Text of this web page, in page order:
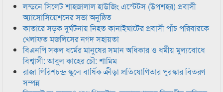
লন্ডনে সিলেট শাহজালাল হাউজিং এস্টেটস (উপশহর) প্রবাসী
অ্যাসোসিয়েশনের সভা অনুষ্ঠিত
কাতারে সড়ক দুর্ঘটনায় নিহত কানাইঘাটের প্রবাসী পাঁচ পরিবারকে
খেলাফত মজলিসের নগদ সহায়তা
বিএনপি সকল ধর্মের মানুষের সমান অধিকার ও ধর্মীয় মুল্যবোধে
বিশ্বাসী: আবুল কাহের চৌ: শামিম
রাজা গিরিশচন্দ্র স্কুলে বার্ষিক ক্রীড়া প্রতিযোগিতার পুরস্কার বিতরণ
সম্পন্ন